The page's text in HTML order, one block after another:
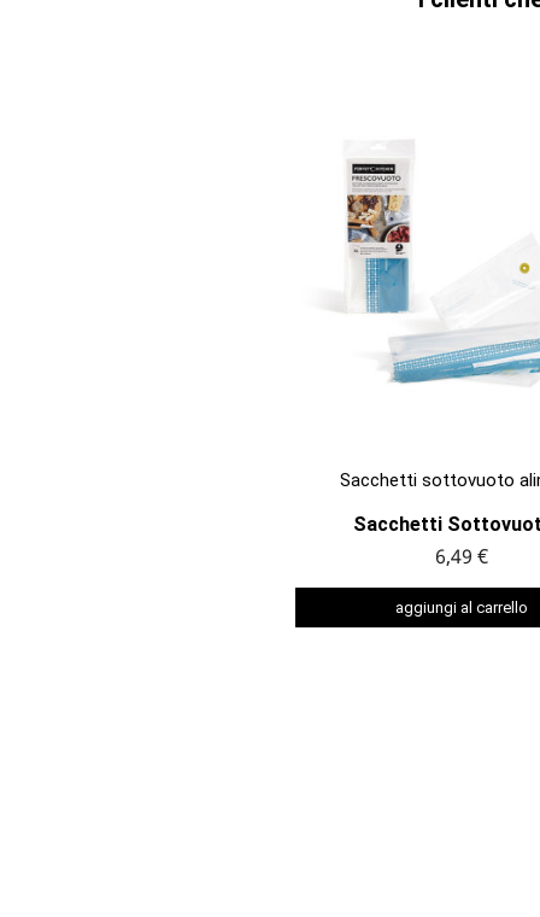
Sacchetti sottovuoto
Sacchetti
6,49 €
aggiungi al carrello
ANTEPRIMA